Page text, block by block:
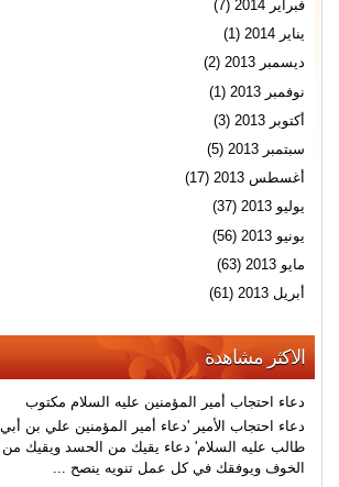
فبراير 2014
(7)
يناير 2014
(1)
ديسمبر 2013
(2)
نوفمبر 2013
(1)
أكتوبر 2013
(3)
سبتمبر 2013
(5)
أغسطس 2013
(17)
يوليو 2013
(37)
يونيو 2013
(56)
مايو 2013
(63)
أبريل 2013
(61)
الاكثر مشاهدة
دعاء احتجاب أمير المؤمنين عليه السلام مكتوب
دعاء احتجاب الأمير 'دعاء أمير المؤمنين علي بن أبي
طالب عليه السلام' دعاء يقيك من الحسد ويقيك من
الخوف ويوفقك في كل عمل تنويه ينصح ...